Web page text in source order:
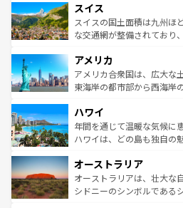
れる地方に足を運ぶとそれ
きるだろう。 なお
を参照してほしい。
は、お酒好きな人にはぜひ体験して
ドイツ情報はコンテンツ一
リアごとに異なる魅力があ
ティー、ビール好きにはた
戦など、本場だからこそで
ンツ一覧を参照してほしい。
スイス
スイスの国土面積は九州ほ
な交通網が整備されており
の建物がそのまま残る町や
博物館もあり、アルプス観
ことができる。国民の所得
ば市内交通費無料で観光を楽し
着のスイス情報はコンテン
アメリカ
アメリカ合衆国は、広大な
東海岸の都市部から西海岸
のような巨大都市は、観光
ンメントが詰まった刺激的
西部には大自然が広がり、
部のニューオーリンズでは
文化が魅力。旅行者はアメ
しみながら、その多様性と
ハワイ
年間を通じて温暖な気候に
ハワイは、どの島も独自の
ワイ島は見逃せない。また
島だが、静かな自然を求め
おすすめ。エメラルドグリ
オーストラリア
オーストラリアは、壮大な
シドニーのシンボルである